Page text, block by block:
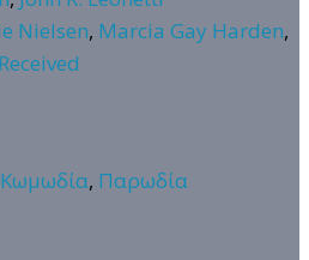
Nielsen, Marcia Gay Harden,
Κωμωδία, Παρωδία